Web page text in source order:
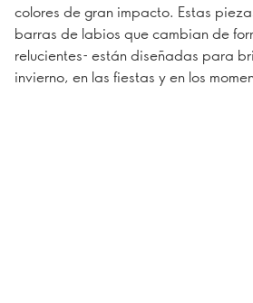
colores de gran impacto. Estas
barras de labios que cambian de
relucientes- están diseñadas para
invierno, en las fiestas y en los